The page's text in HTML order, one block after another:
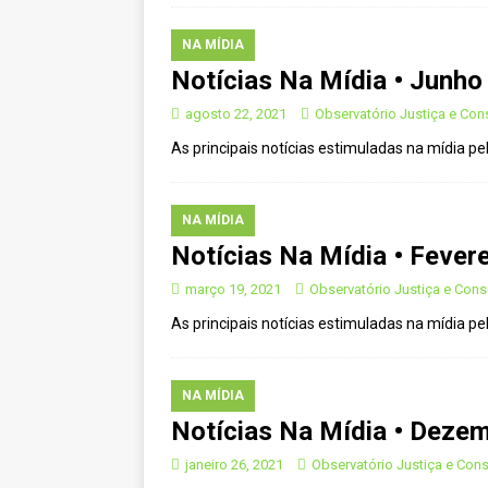
[ agosto 23, 2023 ] Governo do
OJC INVESTIGA
[ outubro 3, 2022 ] Yanomami
[ abril 11, 2022 ] Papagaio-
NA MÍDIA
Notícias Na Mídia •
agosto 22, 2021 Observatório Justiça e
As principais notícias estimuladas na mídia
NA MÍDIA
Notícias Na Mídia •
março 19, 2021 Observatório Justiça e
As principais notícias estimuladas na mídia
NA MÍDIA
Notícias Na Mídia •
janeiro 26, 2021 Observatório Justiça e